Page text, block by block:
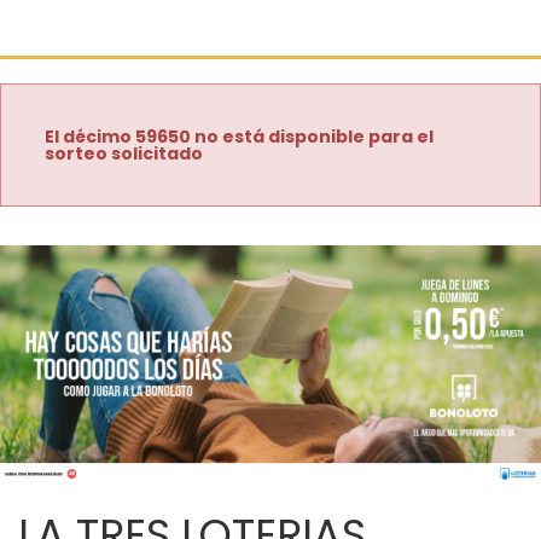
El décimo 59650 no está disponible para el
sorteo solicitado